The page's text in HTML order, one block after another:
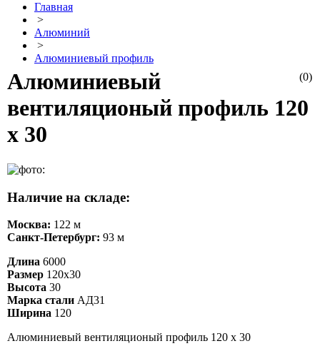
Главная
>
Алюминий
>
Алюминиевый профиль
(0)
Алюминиевый
вентиляционый профиль 120
х 30
Наличие на складе:
Москва: 122 м
Санкт-Петербург: 93 м
Длина 6000
Размер 120х30
Высота 30
Марка стали АД31
Ширина 120
Алюминиевый вентиляционый профиль 120 х 30